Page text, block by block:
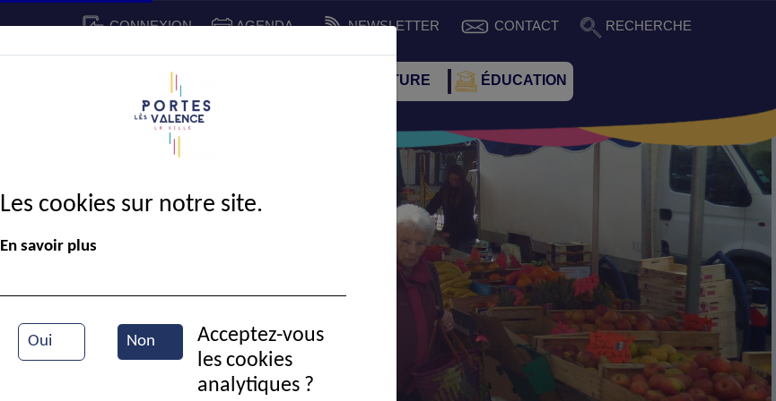
CONNEXION AGENDA NEWSLETTER CONTACT RECHERCHE
CADRE DE VIE SPORT ET CULTURE ÉDUCATION
Marché
Les cookies sur notre site.
En savoir plus
Oui Non
Acceptez-vous
les cookies
analytiques ?